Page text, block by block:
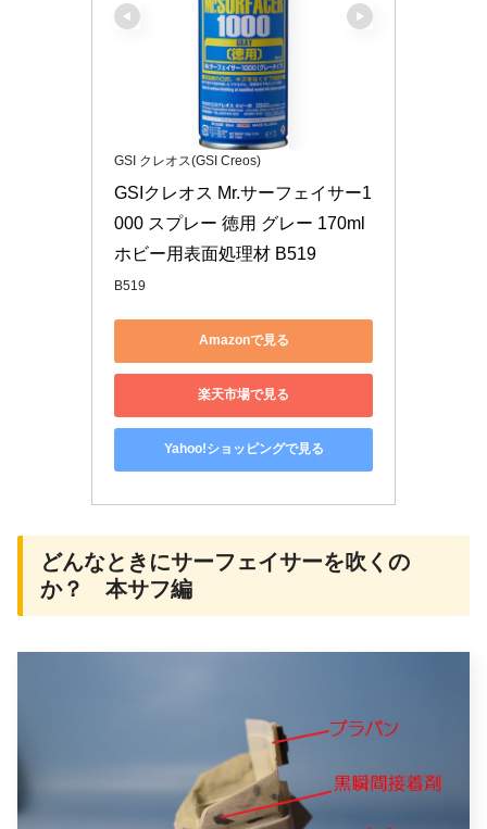
GSI クレオス(GSI Creos)
GSIクレオス Mr.サーフェイサー1
000 スプレー 徳用 グレー 170ml
ホビー用表面処理材 B519
B519
Amazonで見る
楽天市場で見る
Yahoo!ショッピングで見る
どんなときにサーフェイサーを吹くの
か？ 本サフ編